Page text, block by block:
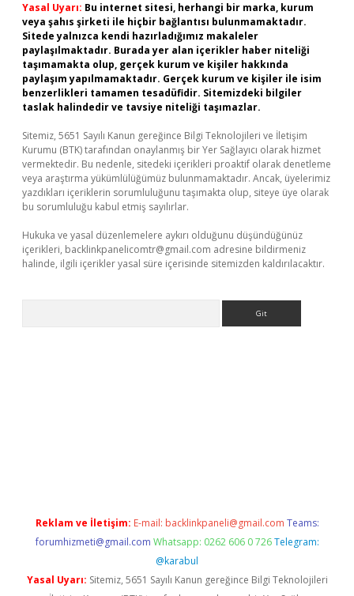
Yasal Uyarı: Bu internet sitesi, herhangi bir marka, kurum
veya şahıs şirketi ile hiçbir bağlantısı bulunmamaktadır.
Sitede yalnızca kendi hazırladığımız makaleler
paylaşılmaktadır. Burada yer alan içerikler haber niteliği
taşımamakta olup, gerçek kurum ve kişiler hakkında
paylaşım yapılmamaktadır. Gerçek kurum ve kişiler ile isim
benzerlikleri tamamen tesadüfidir. Sitemizdeki bilgiler
taslak halindedir ve tavsiye niteliği taşımazlar.
Sitemiz, 5651 Sayılı Kanun gereğince Bilgi Teknolojileri ve İletişim
Kurumu (BTK) tarafından onaylanmış bir Yer Sağlayıcı olarak hizmet
vermektedir. Bu nedenle, sitedeki içerikleri proaktif olarak denetleme
veya araştırma yükümlülüğümüz bulunmamaktadır. Ancak, üyelerimiz
yazdıkları içeriklerin sorumluluğunu taşımakta olup, siteye üye olarak
bu sorumluluğu kabul etmiş sayılırlar.
Hukuka ve yasal düzenlemelere aykırı olduğunu düşündüğünüz
içerikleri, backlinkpanelicomtr@gmail.com adresine bildirmeniz
halinde, ilgili içerikler yasal süre içerisinde sitemizden kaldırılacaktır.
Reklam ve İletişim: E-mail: backlinkpaneli@gmail.com Teams:
forumhizmeti@gmail.com Whatsapp: 0262 606 0 726 Telegram:
@karabul
Yasal Uyarı: Sitemiz, 5651 Sayılı Kanun gereğince Bilgi Teknolojileri